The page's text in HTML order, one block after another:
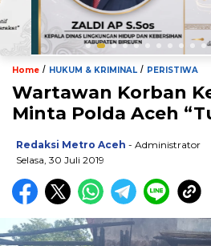
Home / HUKUM & KRIMINAL / PERISTIWA
Wartawan Korban
Minta Polda Aceh
Redaksi Metro Aceh - Administrator
Selasa, 30 Juli 2019